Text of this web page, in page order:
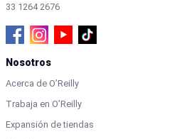
33 1264 2676
Nosotros
Acerca de O’Reilly
Trabaja en O’Reilly
Expansión de tiendas